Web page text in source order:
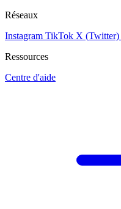
Réseaux
Instagram TikTok X (Twitter)
Ressources
Centre d'aide